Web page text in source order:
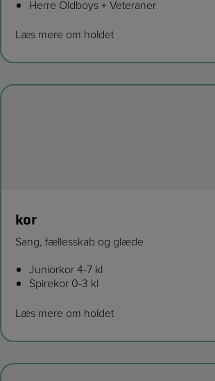
Herre Oldboys + Veteraner
Læs mere om holdet
kor
Sang, fællesskab og glæde
Juniorkor 4-7 kl
Spirekor 0-3 kl
Læs mere om holdet